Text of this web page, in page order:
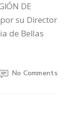
DE
su Director
de Bellas
No Comments